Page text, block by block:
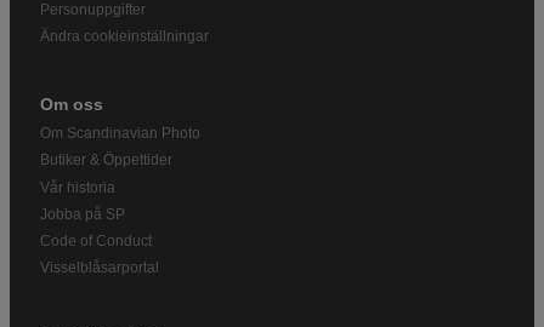
Personuppgifter
Ändra cookieinställningar
Om oss
Om Scandinavian Photo
Butiker & Öppettider
Vår historia
Jobba på SP
Code of Conduct
Visselblåsarportal